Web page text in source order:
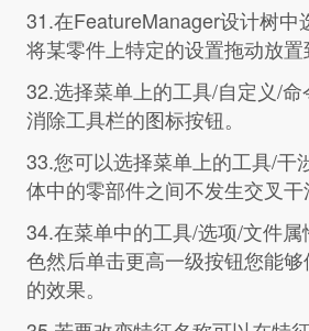
31.在FeatureManager设计树中
将某零件上特定的设置拖动放置
32.选择菜单上的工具/自定义/
消除工具栏的图标按钮。
33.您可以选择菜单上的工具/干
体中的零部件之间不发生交叉干
34.在菜单中的工具/选项/文件
色然后单击更高一级按钮您能
的效果。